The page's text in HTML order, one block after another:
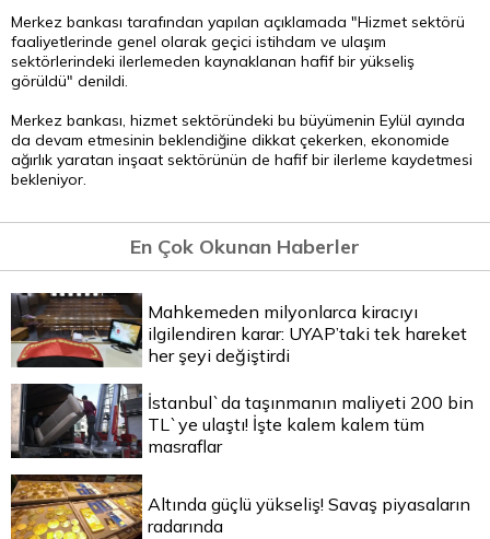
Merkez bankası tarafından yapılan açıklamada "Hizmet sektörü
faaliyetlerinde genel olarak geçici istihdam ve ulaşım
sektörlerindeki ilerlemeden kaynaklanan hafif bir yükseliş
görüldü" denildi.
Merkez bankası, hizmet sektöründeki bu büyümenin Eylül ayında
da devam etmesinin beklendiğine dikkat çekerken, ekonomide
ağırlık yaratan inşaat sektörünün de hafif bir ilerleme kaydetmesi
bekleniyor.
En Çok Okunan Haberler
Mahkemeden milyonlarca kiracıyı
ilgilendiren karar: UYAP’taki tek hareket
her şeyi değiştirdi
İstanbul`da taşınmanın maliyeti 200 bin
TL`ye ulaştı! İşte kalem kalem tüm
masraflar
Altında güçlü yükseliş! Savaş piyasaların
radarında